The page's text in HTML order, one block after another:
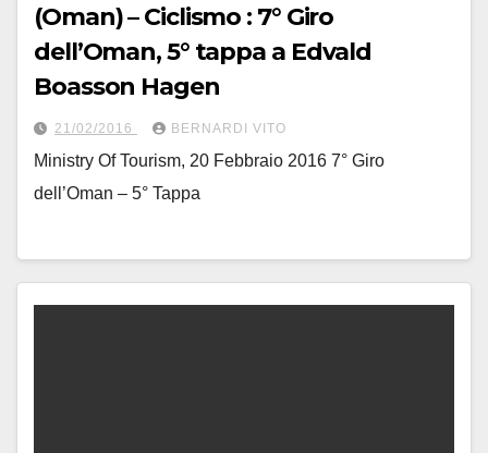
(Oman) – Ciclismo : 7° Giro
dell’Oman, 5° tappa a Edvald
Boasson Hagen
21/02/2016 BERNARDI VITO
Ministry Of Tourism, 20 Febbraio 2016 7° Giro
dell’Oman – 5° Tappa